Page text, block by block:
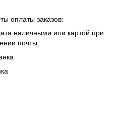
оплаты заказов:
наличными или картой при
почты.